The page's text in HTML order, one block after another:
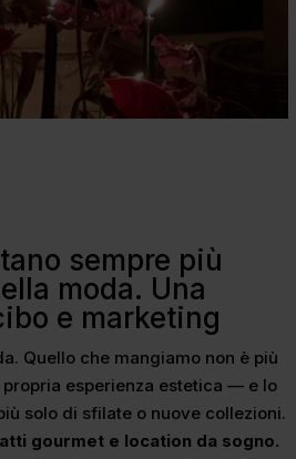
sempre più
moda. Una
e marketing
Quello che mangiamo non è più
esperienza estetica — e lo
solo di sfilate o nuove collezioni.
gourmet e location da sogno.